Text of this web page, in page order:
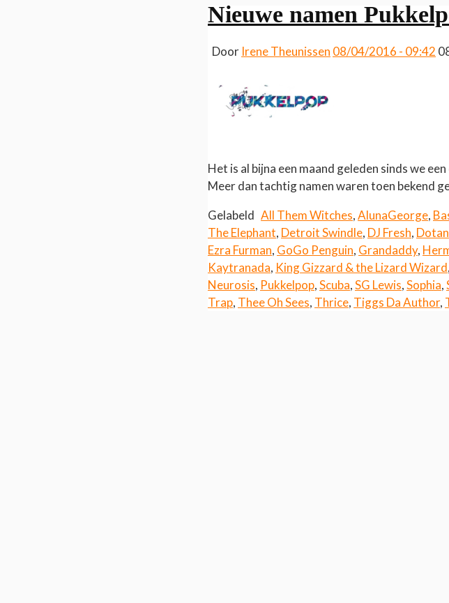
Nieuwe namen
Door Irene Theunissen 08/04/2016 - 09:42
Het is al bijna een maand geleden sinds we
Meer dan tachtig namen waren toen bekend
Gelabeld All Them Witches,AlunaGeorge,
The Elephant, Detroit Swindle, DJ Fresh, Dotan
Ezra Furman, GoGo Penguin, Grandaddy,
Kaytranada, King Gizzard & the Lizard Wizard,
Neurosis, Pukkelpop,Scuba,SG Lewis,Sophia,
Trap, Thee Oh Sees, Thrice, Tiggs Da Author,